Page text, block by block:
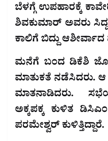
ಬೆಳಗ್ಗೆ ಉಪಹಾರಕ್ಕೆ
ಶಿವಕುಮಾರ್‌ ಅವರು
ಕಾಲಿಗೆ ಬಿದ್ದು
ಮನೆಗೆ ಬಂದ ಡಿಕೆಶಿ
ಮಾತುಕತೆ ನಡೆಸಿದರು.
ಮಾತನಾಡಿದರು.
ಅಕ್ಕಪಕ್ಕ ಕುಳಿತ
ಪರಮೇಶ್ವರ್‌ ಕುಳಿತ್ತಿದ್ದಾರೆ.